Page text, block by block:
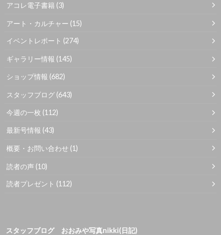
アコレ電子書籍 (3)
アート・カルチャー (15)
イベントレポート (274)
ギャラリー情報 (145)
ショップ情報 (682)
スタッフブログ (643)
今週の一枚 (112)
最新号情報 (43)
概要・お問い合わせ (1)
読者の声 (10)
読者プレゼント (112)
スタッフブログ おおみや写真nikki(日記)